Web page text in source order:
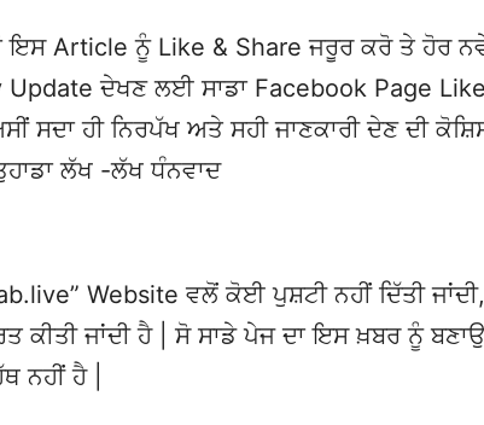
ਇਸ Article ਨੂੰ Like & Share ਜਰੂਰ ਕਰੋ ਤੇ ਹੋਰ
Update ਦੇਖਣ ਲਈ ਸਾਡਾ Facebook Page
ਸਦਾ ਹੀ ਨਿਰਪੱਖ ਅਤੇ ਸਹੀ ਜਾਣਕਾਰੀ ਦੇਣ ਦੀ
ਲੱਖ -ਲੱਖ ਧੰਨਵਾਦ
Website ਵਲੋਂ ਕੋਈ ਪੁਸ਼ਟੀ ਨਹੀਂ ਦਿੱਤੀ
ਕੀਤੀ ਜਾਂਦੀ ਹੈ | ਸੋ ਸਾਡੇ ਪੇਜ ਦਾ ਇਸ ਖ਼ਬਰ ਨੂੰ
ਨਹੀਂ ਹੈ |